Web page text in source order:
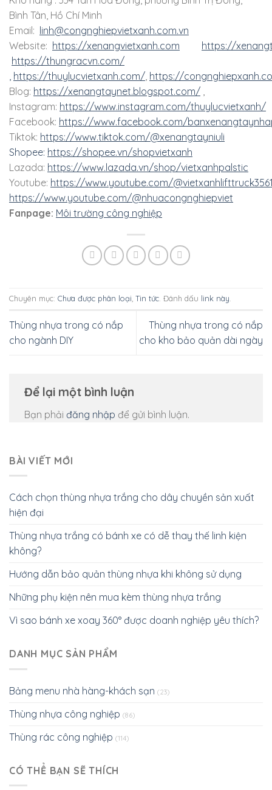
Bình Tân, Hồ Chí Minh
Email: linh@congnghiepvietxanh.com.vn
Website: https://xenangvietxanh.com
https://
https://thungracvn.com/
https://thuylucvietxanh.com/ https://
Blog: https://xenangtaynet.blogspot.com/
Instagram: https://www.instagram.com/thuylucvietxanh/
Facebook: https://www.facebook.com/
Tiktok: https://www.tiktok.com/@xenangtayniuli
Shopee: https://shopee.vn/shopvietxanh
Lazada: https://www.lazada.vn/shop/vietxanhpalstic
Youtube: https://www.youtube.com/
https://www.youtube.com/@nhuacongnghiepviet
Fanpage: Môi trường công nghiệp
Chuyên mục: Chưa được phân loại, Tin tức. Đánh dấu link này.
Thùng nhựa trong có nắp
cho ngành DIY
Thùng nhựa trong có nắp
cho kho bảo quản dài ngày
Để lại một bình luận
Bạn phải đăng nhập để gửi bình luận.
BÀI VIẾT MỚI
Cách chọn thùng nhựa trắng cho dây chuyền sản xuất
hiện đại
Thùng nhựa trắng có bánh xe có dễ thay thế linh kiện
không?
Hướng dẫn bảo quản thùng nhựa khi không sử dụng
Những phụ kiện nên mua kèm thùng nhựa trắng
Vì sao bánh xe xoay 360° được doanh nghiệp yêu thích?
DANH MỤC SẢN PHẨM
Bảng menu nhà hàng-khách sạn (23)
Thùng nhựa công nghiệp (86)
Thùng rác công nghiệp (114)
CÓ THỂ BẠN SẼ THÍCH